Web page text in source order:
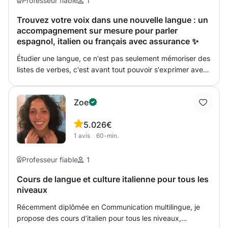
facilement.
Trouvez votre voix dans une nouvelle langue : un
accompagnement sur mesure pour parler
espagnol, italien ou français avec assurance ✨
Étudier une langue, ce n'est pas seulement mémoriser des
listes de verbes, c'est avant tout pouvoir s'exprimer avec
l'espagnol ou l'italien, nous travaillerons sur ce qui compte
vraiment pour vous : Zéro blocage : On pratique l'oral dès
le début pour que parler devienne naturel. Contenu actuel
: On utilise des supports variés (vidéos, articles, podcasts)
aujourd'hui. Efficacité scolaire : Pour les élèves, nous
compréhension. Ma démarche pour notre première
rencontre : La première séance est dédiée à vos objectifs
et à vos goûts. J'aime construire mes cours autour de vos
passions : cela nous permet de travailler un vocabulaire
Zoe
5.0
1 avis
26€
60-min.
Professeur fiable 1
Cours de langue et culture italienne pour tous les
niveaux
Récemment diplômée en Communication multilingue, je
propose des cours d’italien pour tous les niveaux,